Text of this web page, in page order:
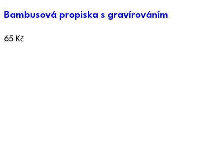
Bambusová propiska s gravírováním
65 Kč